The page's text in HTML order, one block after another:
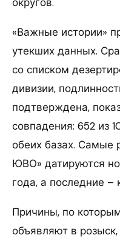
«Важные истории»
утекших данных.
со списком
дивизии,
подтверждена,
совпадения: 652 из
обеих базах. Самые
ЮВО» датируются
года, а последние
Причины, по
объявляют в